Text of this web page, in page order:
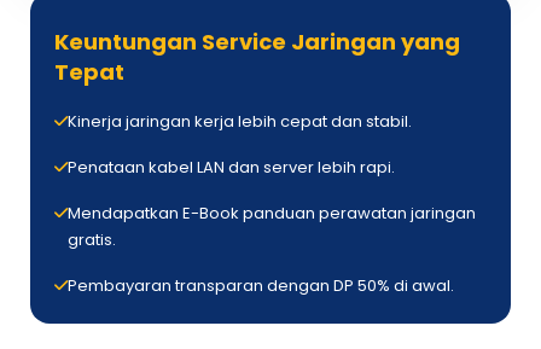
Keuntungan Service Jaringan yang
Tepat
Kinerja jaringan kerja lebih cepat dan stabil.
Penataan kabel LAN dan server lebih rapi.
Mendapatkan E-Book panduan perawatan jaringan
gratis.
Pembayaran transparan dengan DP 50% di awal.